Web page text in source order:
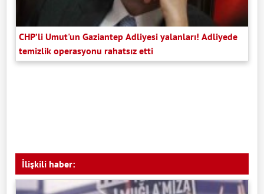
CHP’li Umut'un Gaziantep Adliyesi yalanları! Adliyede
temizlik operasyonu rahatsız etti
İlişkili haber: